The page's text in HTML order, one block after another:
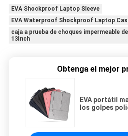
EVA Shockproof Laptop Sleeve
EVA Waterproof Shockproof Laptop
caja a prueba de choques impermeable
13Inch
Obtenga el mejor
EVA portátil
los golpes
MacBook Air